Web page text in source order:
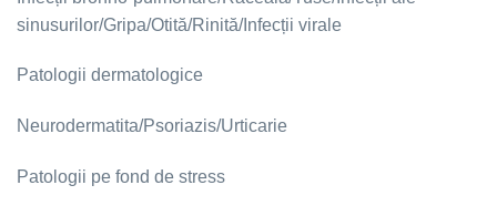
sinusurilor/Gripa/Otită/Rinită/Infecții virale​
​Patologii dermatologice
Neurodermatita/Psoriazis/Urticarie
​​Patologii pe fond de stress